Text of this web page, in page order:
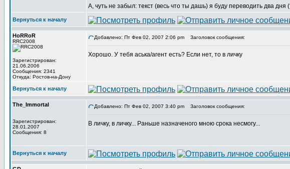
А, чуть не забыл: текст (весь что ты дашь) я буду переводить два
Вернуться к началу
HoRRoR
RRC2008
Зарегистрирован:
21.06.2006
Сообщения: 2341
Откуда: Ростов-на-Дону
Добавлено: Пт Фев 02, 2007 2:06 pm Заголовок сообщения:
Хорошо. У тебя аська/агент есть? Если нет, то в личку
Вернуться к началу
The_Immortal
Зарегистрирован:
28.01.2007
Сообщения: 8
Добавлено: Пт Фев 02, 2007 3:40 pm Заголовок сообщения:
В личку, в личку... Раньше назначеного мною срока несмогу...
Вернуться к началу